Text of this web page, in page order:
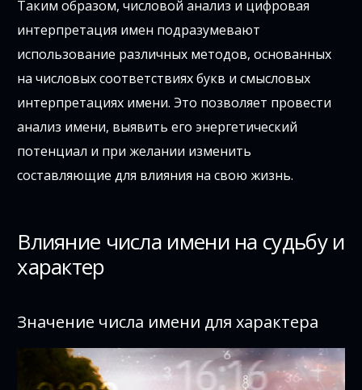
Таким образом, числовой анализ и цифровая
интерпретация имен подразумевают
использование различных методов, основанных
на числовых соответствиях букв и смысловых
интерпретациях имени. Это позволяет провести
анализ имени, выявить его энергетический
потенциал и при желании изменить
составляющие для влияния на свою жизнь.
Влияние числа имени на судьбу и
характер
Значение числа имени для характера